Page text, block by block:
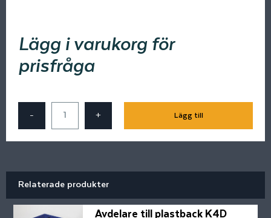
Lägg i varukorg för
prisfråga
- + Lägg till
Relaterade produkter
Avdelare till plastback K4D